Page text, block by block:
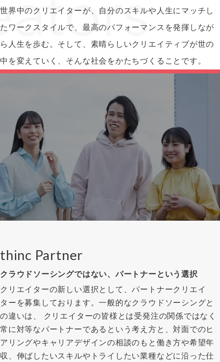
世界中のクリエイターが、自分のスキルや人生にマッチし
たワークスタイルで、最高のパフォーマンスを発揮しなが
ら人生を歩む。そして、素晴らしいクリエイティブが世の
中を変えていく、そんな社会をかたちづくることです。
thinc Partner
クラウドソーシングではない、パートナーという選択
クリエイターの新しい選択として、パートナークリエイ
ターを募集しております。一般的なクラウドソーシングと
の違いは、 クリエイターの皆様とは受発注の関係ではなく
常に対等なパートナーであるという考え方と、対面でのヒ
アリングやキャリアデザインの相談のもと働き方や希望年
収、伸ばしたいスキルやトライしたい業種などに沿った仕